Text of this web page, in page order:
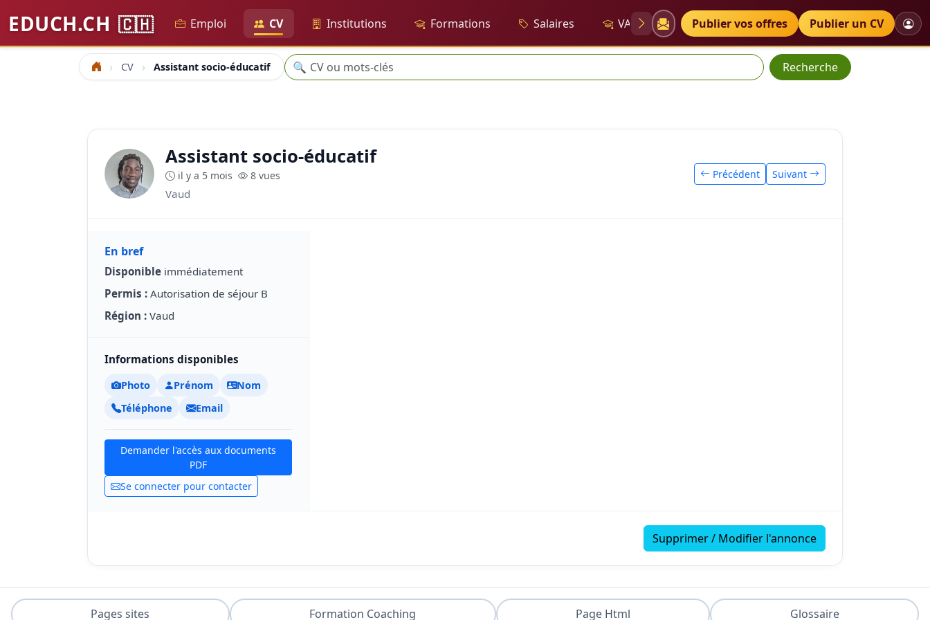
EDUCH.CH 🇨🇭 Emploi CV Institutions Formations Salaires VAE Diplômes Petites annonces
Publier vos offres Publier un CV
Accueil CV Assistant socio-éducatif Recherche
🔍 Recherche
Assistant socio-éducatif
il y a 5 mois 8 vues
Vaud
Précédent Suivant
En bref
Disponible immédiatement
Permis : Autorisation de séjour B
Région : Vaud
Informations disponibles
Photo Prénom
Nom
Téléphone
Email
Demander l'accès aux documents
PDF
Se connecter pour contacter
Supprimer / Modifier l'annonce
Pages sites Formation Coaching Page Html Glossaire